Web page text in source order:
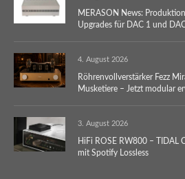
MERASON News:
Upgrades für DAC 1 und
4. August 2026
Röhrenvollverstärker Fezz
Musketiere – Jetzt modular
3. August 2026
HiFi ROSE RW800 – TIDAL
mit Spotify Lossless